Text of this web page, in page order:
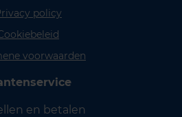
policy
voorwaarden
en betalen